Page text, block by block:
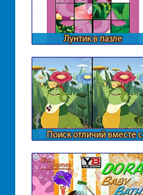
Лунтик в пазле
Поиск отличий вместе с